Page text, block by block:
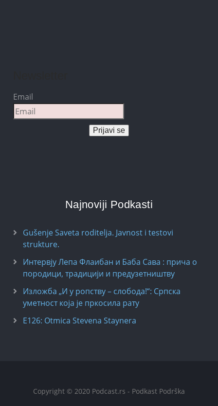
Email
Prijavi se
Najnoviji Podkasti
Gušenje Saveta roditelja. Javnost i testovi
strukture.
Интервју Лепа Флаибан и Баба Сава : прича о
породици, традицији и предузетништву
Изложба „И у ропству – слобода!“: Српска
уметност која је пркосила рату
E126: Otmica Stevena Staynera
Copyright © 2020 Podcast.rs - Podkast Podrška